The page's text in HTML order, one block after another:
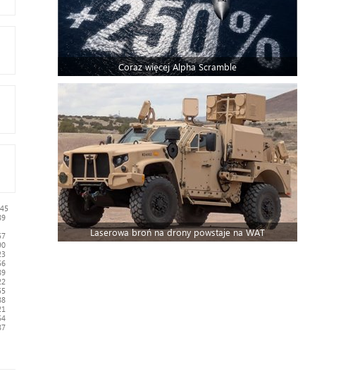
45
Coraz więcej Alpha Scramble
Laserowa broń na drony powstaje na WAT